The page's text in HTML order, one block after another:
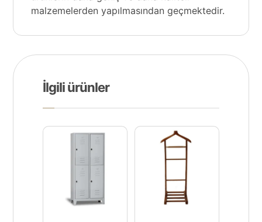
malzemelerden yapılmasından geçmektedir.
İlgili ürünler